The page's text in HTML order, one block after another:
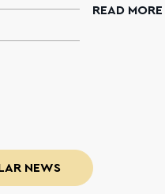
READ MORE
NEWS